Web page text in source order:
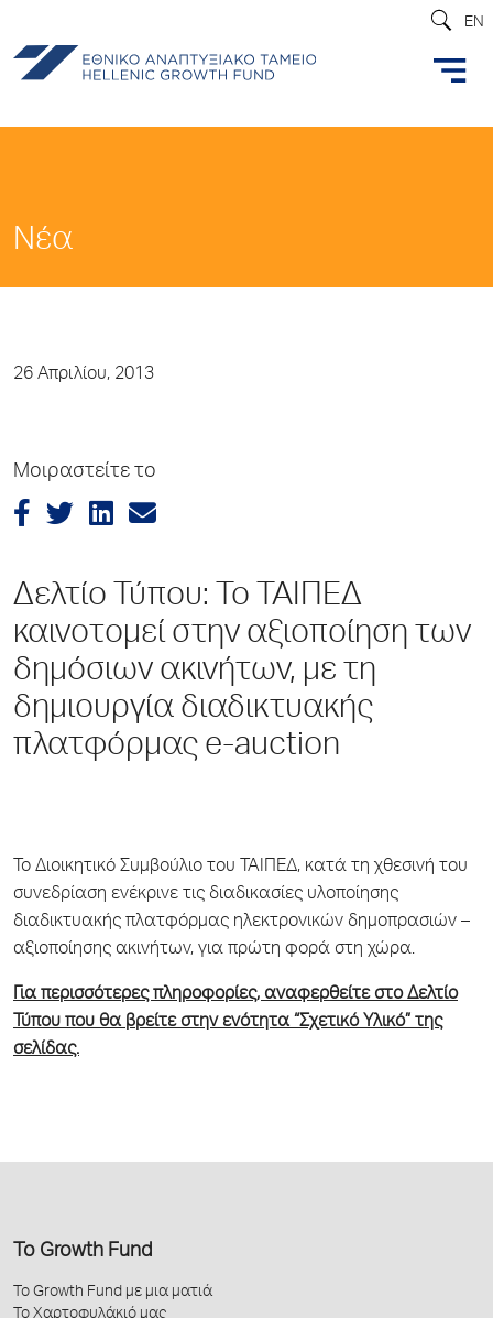
EN
Νέα
26 Απριλίου, 2013
Μοιραστείτε το
Δελτίο Τύπου: Το ΤΑΙΠΕΔ
καινοτομεί στην αξιοποίηση των
δημόσιων ακινήτων, με τη
δημιουργία διαδικτυακής
πλατφόρμας e-auction
Το Διοικητικό Συμβούλιο του ΤΑΙΠΕΔ, κατά τη χθεσινή του
συνεδρίαση ενέκρινε τις διαδικασίες υλοποίησης
διαδικτυακής πλατφόρμας ηλεκτρονικών δημοπρασιών –
αξιοποίησης ακινήτων, για πρώτη φορά στη χώρα.
Για περισσότερες πληροφορίες, αναφερθείτε στο Δελτίο
Τύπου που θα βρείτε στην ενότητα “Σχετικό Υλικό” της
σελίδας.
Το Growth Fund
Το Growth Fund με μια ματιά
Το Χαρτοφυλάκιό μας